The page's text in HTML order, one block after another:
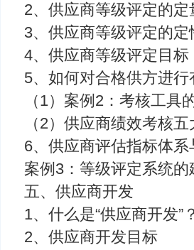
2、供应商等级评定的
3、供应商等级评定的定
4、供应商等级评定目标
5、如何对合格供方进行
（1）案例2：考核工具
（2）供应商绩效考核
6、供应商评估指标体
案例3：等级评定系统的
五、供应商开发
1、什么是“供应商开发”？
2、供应商开发目标